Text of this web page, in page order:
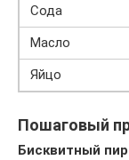
Сода
Масло
Яйцо
Пошаговый
Бисквитный